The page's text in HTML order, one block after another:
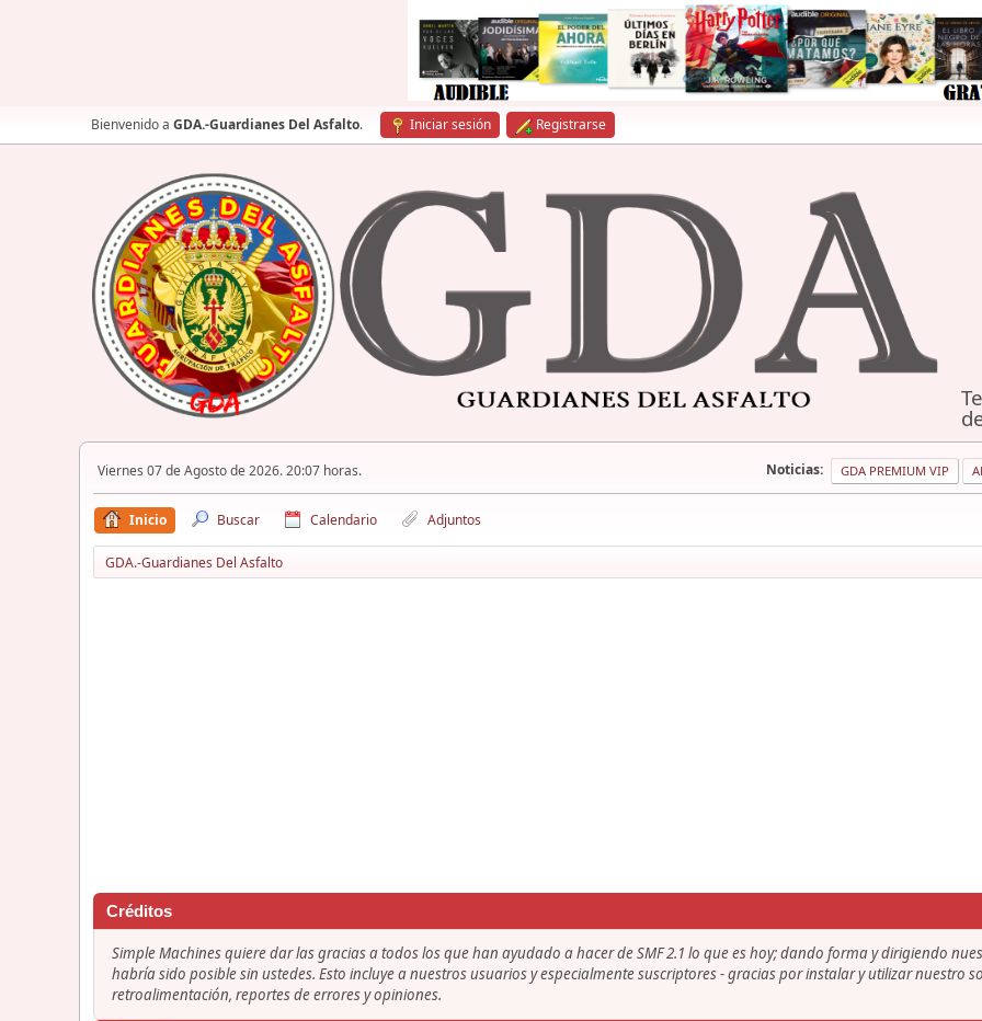
Bienvenido a GDA.-Guardianes Del Asfalto. Iniciar sesión Registrarse
Viernes 07 de Agosto de 2026. 20:07 horas. Noticias: GDA PREMIUM VIP
Inicio Buscar Calendario Adjuntos
GDA.-Guardianes Del Asfalto
Créditos
Simple Machines quiere dar las gracias a todos los que han ayudado a hacer de SMF 2.1 lo que es hoy; dando forma y dirigiendo
habría sido posible sin ustedes. Esto incluye a nuestros usuarios y especialmente suscriptores - gracias por instalar y utilizar nuestro
retroalimentación, reportes de errores y opiniones.